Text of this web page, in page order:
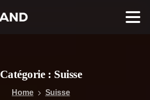
Catégorie : Suisse
Home Suisse